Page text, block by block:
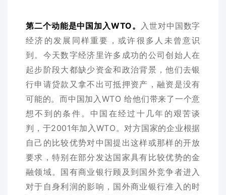
第二个动能是中国加入WTO。
入世对中国数字
经济的发展同样重要，或许很多人未曾意识
到。今天数字经济里许多成功的公司创始人在
起步阶段大都缺少资金和政治背景，他们去银
行申请贷款又拿不出可抵押资产，融资是没有
可能的。而中国加入WTO 给他们带来了一个意
想不到的条件。中国在经过十几年的艰苦谈
判，于2001年加入WTO。对方国家的企业根据
自己的比较优势对中国提出这样或那样的开放
要求，特别在部分发达国家具有比较优势的金
融领域。国有商业银行顾及到国外竞争者进入
对于自身利润的影响，国外商业银行准入的时